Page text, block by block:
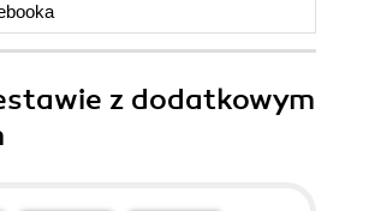
z dodatkowym